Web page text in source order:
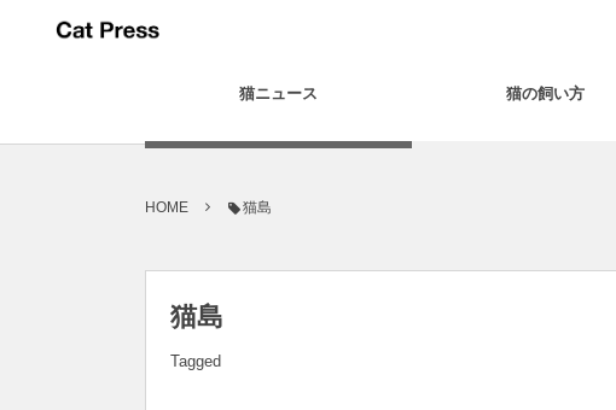
猫ニュース 猫の飼い方
HOME 猫島
猫島
Tagged